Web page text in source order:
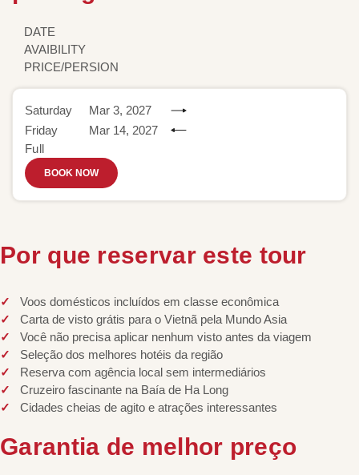
DATE
AVAIBILITY
PRICE/PERSION
Saturday
Mar 3, 2027
Friday
Mar 14, 2027
Full
BOOK NOW
Por que reservar este tour
Voos domésticos incluídos em classe econômica
Carta de visto grátis para o Vietnã pela Mundo Asia
Você não precisa aplicar nenhum visto antes da viagem
Seleção dos melhores hotéis da região
Reserva com agência local sem intermediários
Cruzeiro fascinante na Baía de Ha Long
Cidades cheias de agito e atrações interessantes
Garantia de melhor preço